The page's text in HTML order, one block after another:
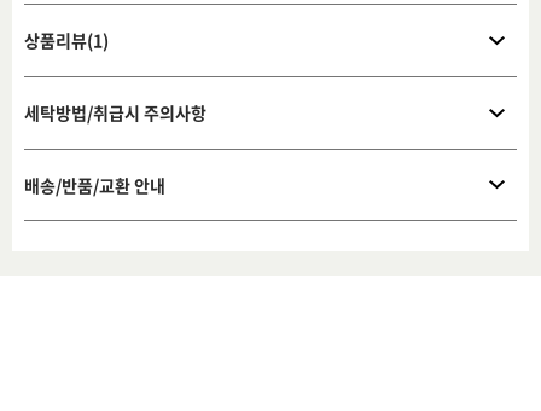
상품리뷰(1)
세탁방법/취급시 주의사항
배송/반품/교환 안내